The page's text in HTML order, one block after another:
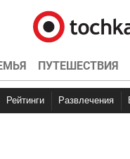
ПУТЕШЕСТВИЯ
Рейтинги Развлечения